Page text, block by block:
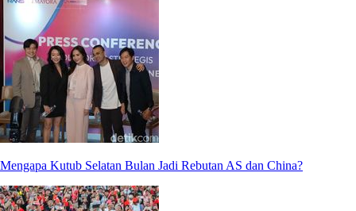
Mengapa Kutub Selatan Bulan Jadi Rebutan AS dan China?